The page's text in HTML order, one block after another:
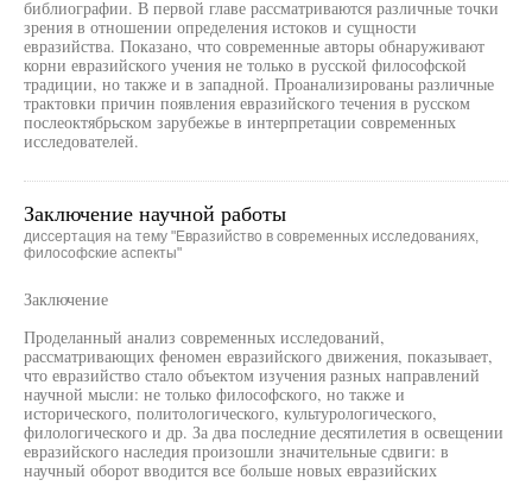
библиографии. В первой главе рассматриваются различные точки
зрения в отношении определения истоков и сущности
евразийства. Показано, что современные авторы обнаруживают
корни евразийского учения не только в русской философской
традиции, но также и в западной. Проанализированы различные
трактовки причин появления евразийского течения в русском
послеоктябрьском зарубежье в интерпретации современных
исследователей.
Заключение научной работы
диссертация на тему "Евразийство в современных исследованиях,
философские аспекты"
Заключение
Проделанный анализ современных исследований,
рассматривающих феномен евразийского движения, показывает,
что евразийство стало объектом изучения разных направлений
научной мысли: не только философского, но также и
исторического, политологического, культурологического,
филологического и др. За два последние десятилетия в освещении
евразийского наследия произошли значительные сдвиги: в
научный оборот вводится все больше новых евразийских